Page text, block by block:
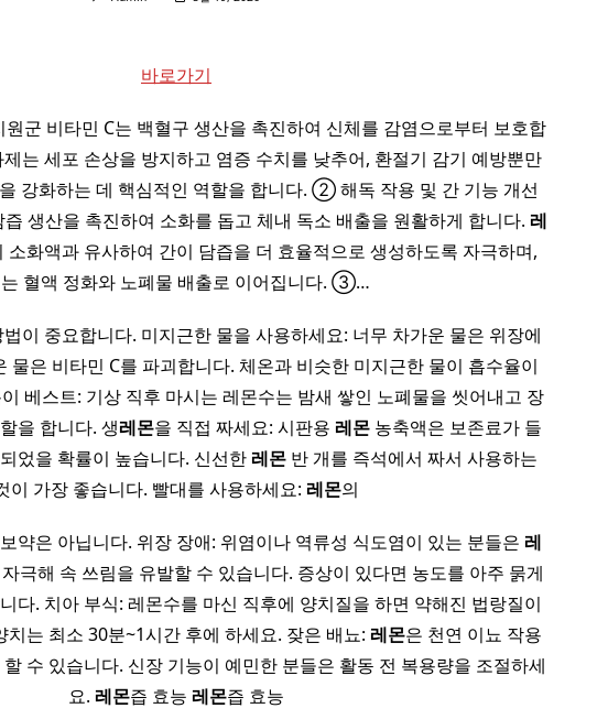
바로가기
군 비타민 C는 백혈구 생산을 촉진하여 신체를 감염으로부터 보호합
는 세포 손상을 방지하고 염증 수치를 낮추어, 환절기 감기 예방뿐만
강화하는 데 핵심적인 역할을 합니다. ② 해독 작용 및 간 기능 개선
즙 생산을 촉진하여 소화를 돕고 체내 독소 배출을 원활하게 합니다. 레
소화액과 유사하여 간이 담즙을 더 효율적으로 생성하도록 자극하며,
혈액 정화와 노폐물 배출로 이어집니다. ③…
이 중요합니다. 미지근한 물을 사용하세요: 너무 차가운 물은 위장에
물은 비타민 C를 파괴합니다. 체온과 비슷한 미지근한 물이 흡수율이
베스트: 기상 직후 마시는 레몬수는 밤새 쌓인 노폐물을 씻어내고 장
을 합니다. 생레몬을 직접 짜세요: 시판용 레몬 농축액은 보존료가 들
었을 확률이 높습니다. 신선한 레몬 반 개를 즉석에서 짜서 사용하는
이 가장 좋습니다. 빨대를 사용하세요: 레몬의
약은 아닙니다. 위장 장애: 위염이나 역류성 식도염이 있는 분들은 레
극해 속 쓰림을 유발할 수 있습니다. 증상이 있다면 농도를 아주 묽게
다. 치아 부식: 레몬수를 마신 직후에 양치질을 하면 약해진 법랑질이
치는 최소 30분~1시간 후에 하세요. 잦은 배뇨: 레몬은 천연 이뇨 작용
수 있습니다. 신장 기능이 예민한 분들은 활동 전 복용량을 조절하세
요. 레몬즙 효능 레몬즙 효능